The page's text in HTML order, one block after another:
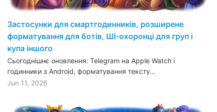
Застосунки для смартгодинників, розширене
форматування для ботів, ШІ-охоронці для груп і
купа іншого
Сьогоднішнє оновлення: Telegram на Apple Watch і
годинники з Android, форматування тексту…
Jun 11, 2026